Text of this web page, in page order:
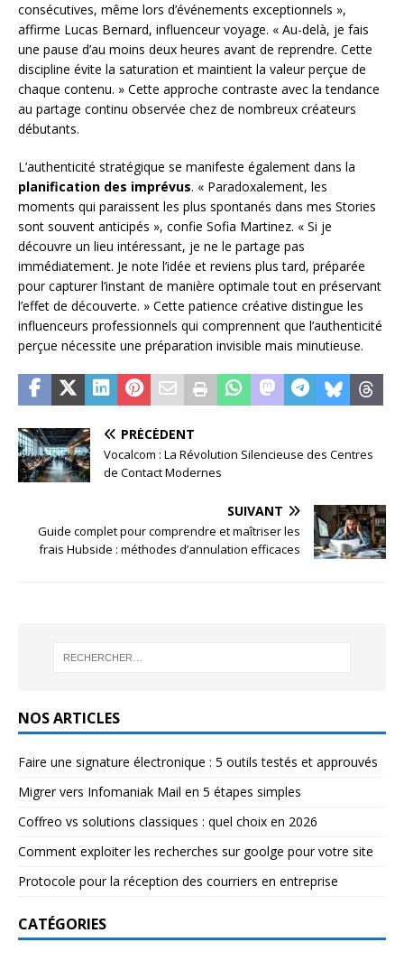
consécutives, même lors d’événements exceptionnels »,
affirme Lucas Bernard, influenceur voyage. « Au-delà, je fais
une pause d’au moins deux heures avant de reprendre. Cette
discipline évite la saturation et maintient la valeur perçue de
chaque contenu. » Cette approche contraste avec la tendance
au partage continu observée chez de nombreux créateurs
débutants.
L’authenticité stratégique se manifeste également dans la
planification des imprévus. « Paradoxalement, les
moments qui paraissent les plus spontanés dans mes Stories
sont souvent anticipés », confie Sofia Martinez. « Si je
découvre un lieu intéressant, je ne le partage pas
immédiatement. Je note l’idée et reviens plus tard, préparée
pour capturer l’instant de manière optimale tout en préservant
l’effet de découverte. » Cette patience créative distingue les
influenceurs professionnels qui comprennent que l’authenticité
perçue nécessite une préparation invisible mais minutieuse.
PRÉCÉDENT
Vocalcom : La Révolution Silencieuse des Centres
de Contact Modernes
SUIVANT
Guide complet pour comprendre et maîtriser les
frais Hubside : méthodes d’annulation efficaces
NOS ARTICLES
Faire une signature électronique : 5 outils testés et approuvés
Migrer vers Infomaniak Mail en 5 étapes simples
Coffreo vs solutions classiques : quel choix en 2026
Comment exploiter les recherches sur goolge pour votre site
Protocole pour la réception des courriers en entreprise
CATÉGORIES